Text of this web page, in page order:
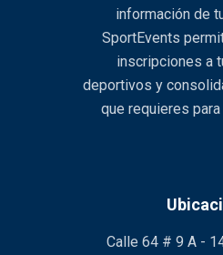
información de
SportEvents
inscripciones a
deportivos y
que requieres
Calle 64 # 9 A -